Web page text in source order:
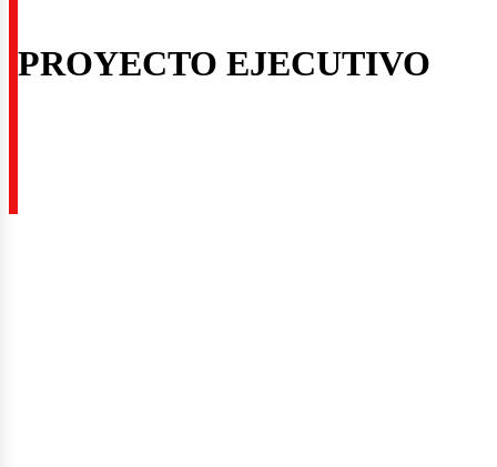
PROYECTO EJECUTIVO